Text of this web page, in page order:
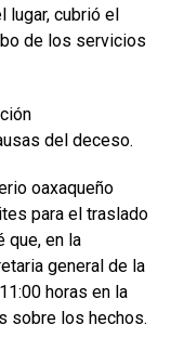
lugar, cubrió el
de los servicios
del deceso.
oaxaqueño
para el traslado
que, en la
general de la
horas en la
sobre los hechos.